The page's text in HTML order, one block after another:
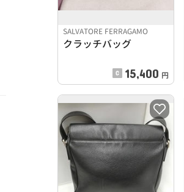
SALVATORE FERRAGAMO
クラッチバッグ
15,400 円